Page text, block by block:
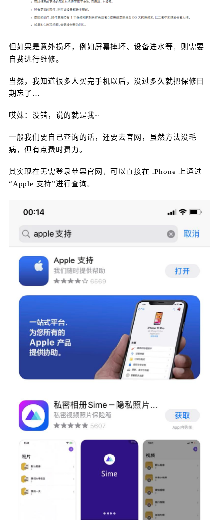
但如果是意外损坏，例如屏幕摔坏、设备进水等，则需要
自费进行维修。
当然，我知道很多人买完手机以后，没过多久就把保修日
期忘了…
哎妹：没错，说的就是我~
一般我们要自己查询的话，还要去官网，虽然方法没毛
病，但有点费时费力。
其实现在无需登录苹果官网，可以直接在 iPhone 上通过
“Apple 支持”进行查询。
“查看和添加保额”后，只要输入正确的产品序列号就
可以查询了。 当然，这种方法虽然便捷，但显示的
信息比较少。 不如试试我的方法，在哎咆查询就可
以直接鉴别。 扫描下面小程序码就可以查询啦！ 扫
码鉴别 来源：咆哮科技 0 收藏